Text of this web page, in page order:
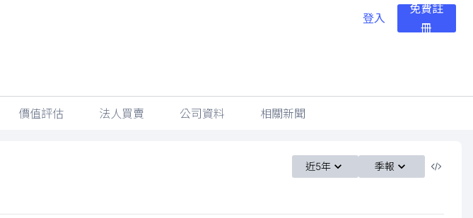
登入
免費註
冊
價值評估 法人買賣 公司資料 相關新聞
近5年 季報